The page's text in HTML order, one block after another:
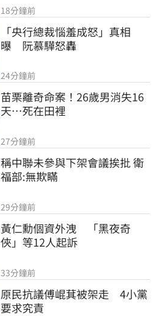
18分鐘前
「央行總裁惱羞成怒」真相
曝　阮慕驊怒轟
24分鐘前
苗栗離奇命案！26歲男消失16
天…死在田裡
27分鐘前
稱中聯未參與下架會議挨批 衛
福部:無欺瞞
29分鐘前
黃仁勳個資外洩　「黑夜奇
俠」等12人起訴
33分鐘前
原民抗議傅崐萁被架走　4小黨
要求究責